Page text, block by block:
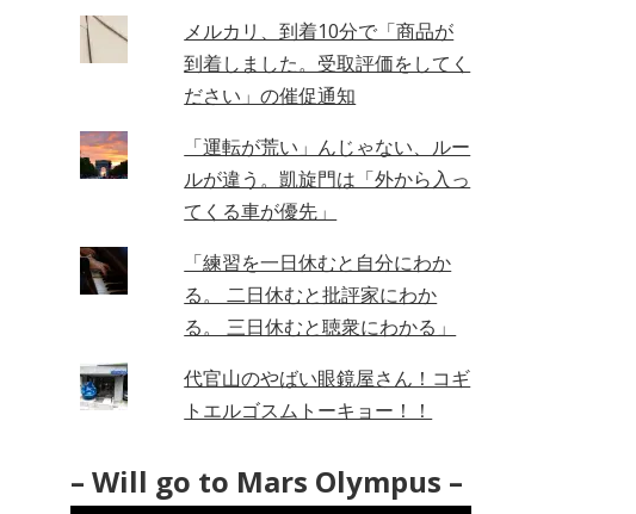
メルカリ、到着10分で「商品が
到着しました。受取評価をしてく
ださい」の催促通知
「運転が荒い」んじゃない、ルー
ルが違う。凱旋門は「外から入っ
てくる車が優先」
「練習を一日休むと自分にわか
る。 二日休むと批評家にわか
る。 三日休むと聴衆にわかる」
代官山のやばい眼鏡屋さん！コギ
トエルゴスムトーキョー！！
– Will go to Mars Olympus –